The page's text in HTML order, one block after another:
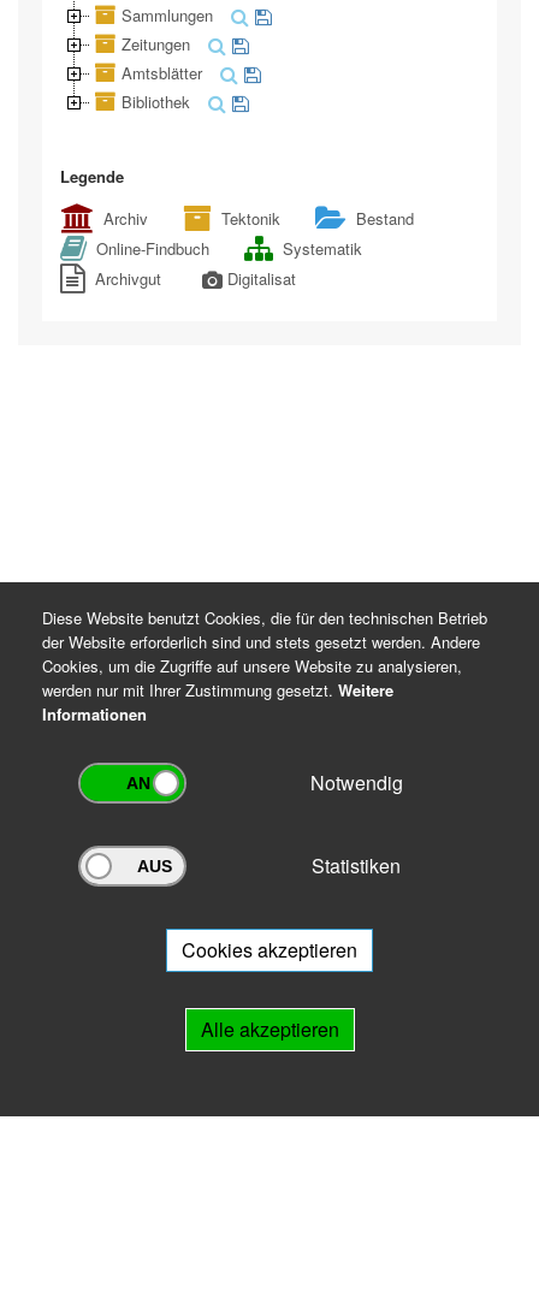
Sammlungen
Zeitungen
Amtsblätter
Bibliothek
Legende
Archiv
Tektonik
Bestand
Online-Findbuch
Systematik
Archivgut
Digitalisat
Archivportal Thüringen
Ihnen beratend zur Seite.
Diese Website benutzt Cookies, die für den technischen Betrieb
der Website erforderlich sind und stets gesetzt werden. Andere
Cookies, um die Zugriffe auf unsere Website zu analysieren,
werden nur mit Ihrer Zustimmung gesetzt. Weitere
Informationen
Notwendig
Statistiken
Cookies akzeptieren
Alle akzeptieren